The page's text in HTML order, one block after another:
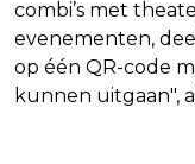
combi’s met
evenementen,
op één QR-code
kunnen uitgaan",